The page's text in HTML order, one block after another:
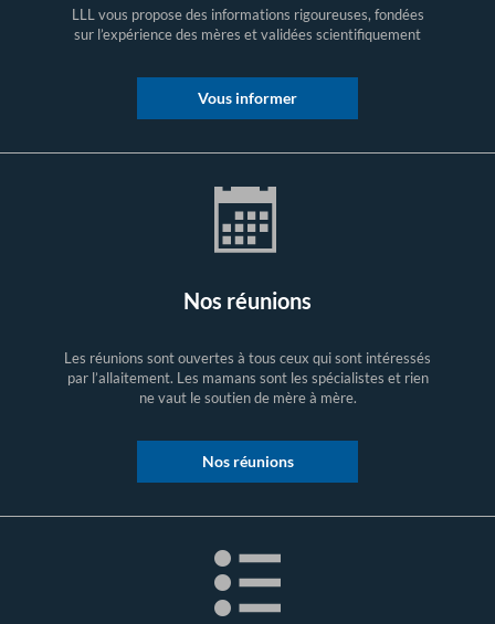
LLL vous propose des informations rigoureuses, fondées
sur l’expérience des mères et validées scientifiquement
Vous informer
Nos réunions
Les réunions sont ouvertes à tous ceux qui sont intéressés
par l’allaitement. Les mamans sont les spécialistes et rien
ne vaut le soutien de mère à mère.
Nos réunions